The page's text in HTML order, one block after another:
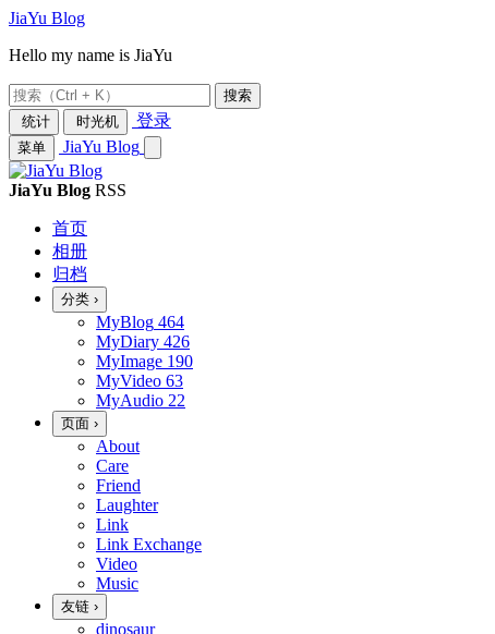
JiaYu Blog
Hello my name is JiaYu
搜索
统计
时光机 登录
菜单 JiaYu Blog
JiaYu Blog RSS
首页
相册
归档
分类 ›
MyBlog 464
MyDiary 426
MyImage 190
MyVideo 63
MyAudio 22
页面 ›
About
Care
Friend
Laughter
Link
Link Exchange
Video
Music
友链 ›
dinosaur